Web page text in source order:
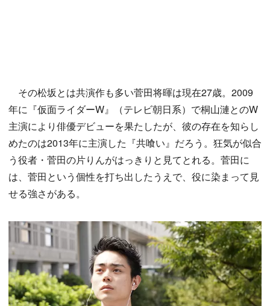
その松坂とは共演作も多い菅田将暉は現在27歳。2009
年に『仮面ライダーW』（テレビ朝日系）で桐山漣とのW
主演により俳優デビューを果たしたが、彼の存在を知らし
めたのは2013年に主演した『共喰い』だろう。狂気が似合
う役者・菅田の片りんがはっきりと見てとれる。菅田に
は、菅田という個性を打ち出したうえで、役に染まって見
せる強さがある。